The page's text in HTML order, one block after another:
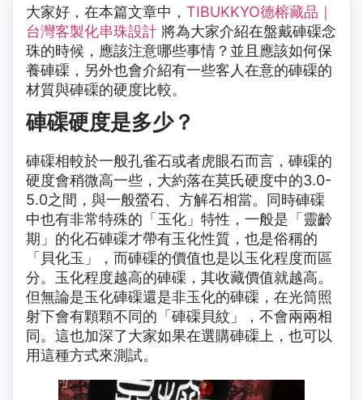
大家好，在本篇文章中， TIBUKKYO德榕藏品｜
台灣客製化串珠設計 將為大家介紹在盤戴硨磲念
珠的時候，應該注意哪些事情？並且應該如何保
養硨磲，另外也會介紹有一些客人在意的硨磲的
材質與硨磲的硬度比較。
硨磲硬度是多少？
硨磲相較於一般孔雀石或者虎眼石而言，硨磲的
硬度會稍微高一些，大約落在莫氏硬度中的3.0-
5.0之間，與一般螢石、方解石相當。同時硨磲
中也有非常特殊的「玉化」特性，一般是「 靈齡
期」的化石硨磲才帶有玉化性質，也是俗稱的
「貝化玉」，而硨磲的價值也是以玉化程度而區
分。玉化程度越高的硨磲，其收藏價值就越高。
但無論是玉化硨磲還是非玉化的硨磲，在光筒照
射下會有顆顆不同的「硨磲貝紋」，不會兩兩相
同。這也加深了大家如果在選購硨磲上，也可以
用這種方式來測試。